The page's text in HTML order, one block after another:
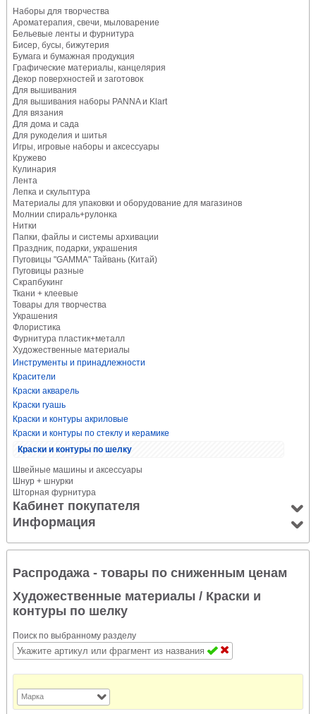
Наборы для творчества
Ароматерапия, свечи, мыловарение
Бельевые ленты и фурнитура
Бисер, бусы, бижутерия
Бумага и бумажная продукция
Графические материалы, канцелярия
Декор поверхностей и заготовок
Для вышивания
Для вышивания наборы PANNA и Klart
Для вязания
Для дома и сада
Для рукоделия и шитья
Игры, игровые наборы и аксессуары
Кружево
Кулинария
Лента
Лепка и скульптура
Материалы для упаковки и оборудование для магазинов
Молнии спираль+рулонка
Нитки
Папки, файлы и системы архивации
Праздник, подарки, украшения
Пуговицы "GAMMA" Тайвань (Китай)
Пуговицы разные
Скрапбукинг
Ткани + клеевые
Товары для творчества
Украшения
Флористика
Фурнитура пластик+металл
Художественные материалы
Инструменты и принадлежности
Красители
Краски акварель
Краски гуашь
Краски и контуры акриловые
Краски и контуры по стеклу и керамике
Краски и контуры по шелку
Швейные машины и аксессуары
Шнур + шнурки
Шторная фурнитура
Кабинет покупателя
Информация
Распродажа - товары по сниженным ценам
Художественные материалы / Краски и
контуры по шелку
Поиск по выбранному разделу
Марка